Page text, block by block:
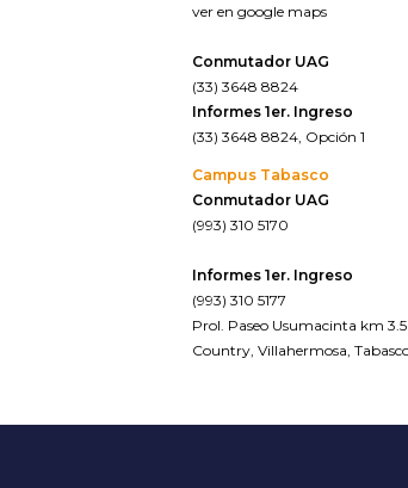
ver en google maps
Conmutador UAG
(33) 3648 8824
Informes 1er. Ingreso
(33) 3648 8824, Opción 1
Campus Tabasco
Conmutador UAG
(993) 310 5170
Informes 1er. Ingreso
(993) 310 5177
Prol. Paseo Usumacinta km 3.5
Country, Villahermosa,